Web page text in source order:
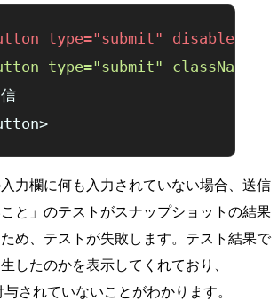
type="submit"
type="submit"
力欄に何も入力されていない場合、送信
と」のテストがスナップショットの結果
め、テストが失敗します。テスト結果で
したのかを表示してくれており、
与されていないことがわかります。